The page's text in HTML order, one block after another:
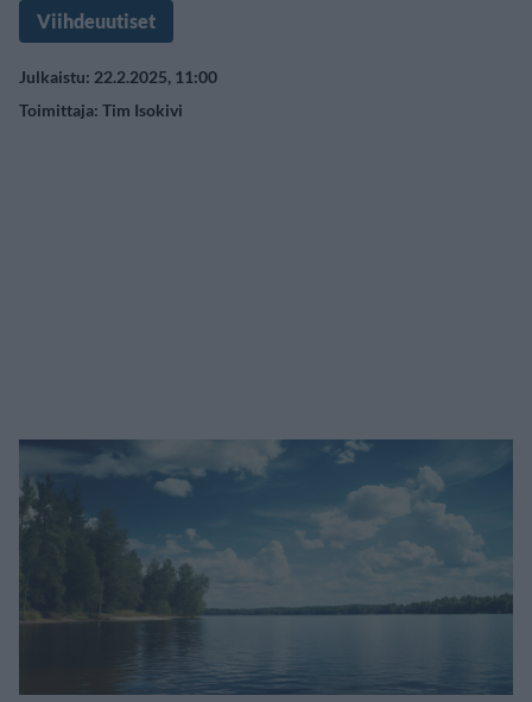
Viihdeuutiset
Julkaistu: 22.2.2025, 11:00
Toimittaja: Tim Isokivi